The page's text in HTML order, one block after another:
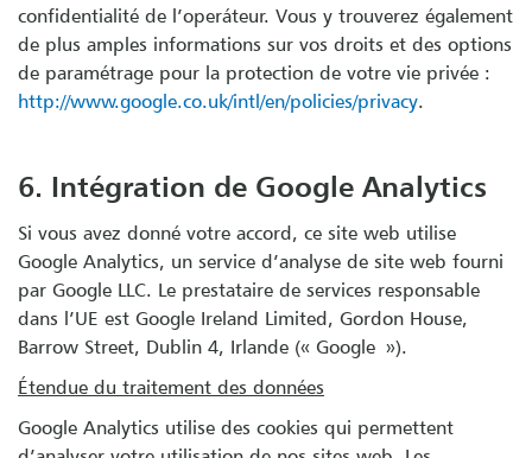
confidentialité de l’operáteur. Vous y trouverez également
de plus amples informations sur vos droits et des options
de paramétrage pour la protection de votre vie privée :
http://www.google.co.uk/intl/en/policies/privacy.
6. Intégration de Google Analytics
Si vous avez donné votre accord, ce site web utilise
Google Analytics, un service d’analyse de site web fourni
par Google LLC. Le prestataire de services responsable
dans l’UE est Google Ireland Limited, Gordon House,
Barrow Street, Dublin 4, Irlande (« Google »).
Étendue du traitement des données
Google Analytics utilise des cookies qui permettent